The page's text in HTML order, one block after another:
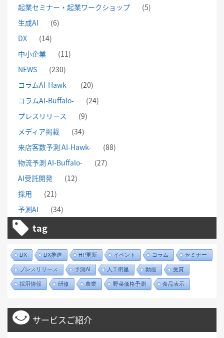
起業セミナー・起業ワークショップ
(5)
生成AI
(6)
DX
(14)
中小企業
(11)
NEWS
(230)
コラムAI-Hawk-
(20)
コラムAI-Buffalo-
(24)
プレスリリース
(9)
メディア掲載
(34)
来店客数予測 AI-Hawk-
(88)
物流予測 AI-Buffalo-
(27)
AI受託開発
(12)
採用
(21)
予測AI
(34)
tag
DX DX推進 HP更新 イベント コラム セミナー
プレスリリース 予測AI 人工衛星 動画 受賞
採用情報 研修 農業 野菜価格予測 食品表示
サービスご紹介